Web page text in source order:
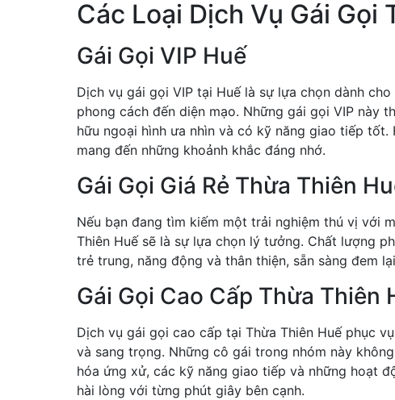
Các Loại Dịch Vụ Gái Gọi
Gái Gọi VIP Huế
Dịch vụ gái gọi VIP tại Huế là sự lựa chọn dành
phong cách đến diện mạo. Những gái gọi VIP này
hữu ngoại hình ưa nhìn và có kỹ năng giao tiếp
mang đến những khoảnh khắc đáng nhớ.
Gái Gọi Giá Rẻ Thừa Thiên
Nếu bạn đang tìm kiếm một trải nghiệm thú vị với
Thiên Huế sẽ là sự lựa chọn lý tưởng. Chất lượng
trẻ trung, năng động và thân thiện, sẵn sàng đem
Gái Gọi Cao Cấp Thừa Thiên
Dịch vụ gái gọi cao cấp tại Thừa Thiên Huế phục
và sang trọng. Những cô gái trong nhóm này
hóa ứng xử, các kỹ năng giao tiếp và những hoạt
hài lòng với từng phút giây bên cạnh.